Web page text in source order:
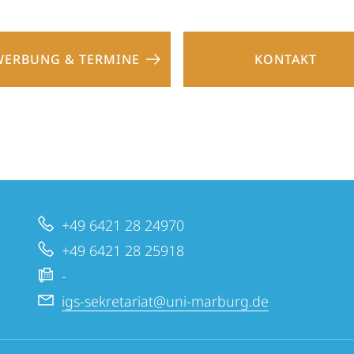
& TERMINE KONTAKT
+49 6421 28 24970
+49 6421 28 25918
-
igs-sekretariat@uni-marburg.de